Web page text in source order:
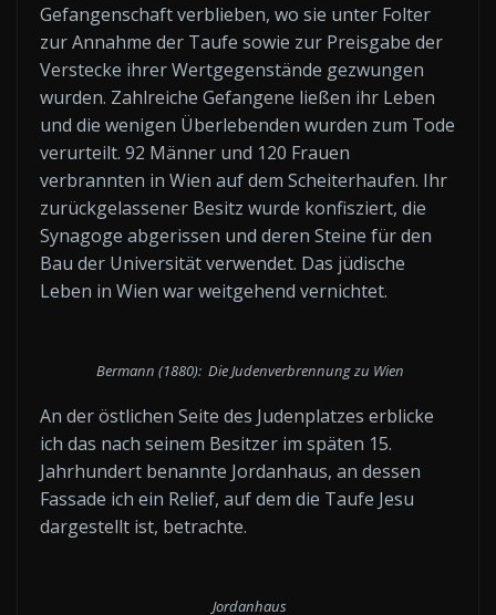
Gefangenschaft verblieben, wo sie unter Folter
zur Annahme der Taufe sowie zur Preisgabe der
Verstecke ihrer Wertgegenstände gezwungen
wurden. Zahlreiche Gefangene ließen ihr Leben
und die wenigen Überlebenden wurden zum Tode
verurteilt. 92 Männer und 120 Frauen
verbrannten in Wien auf dem Scheiterhaufen. Ihr
zurückgelassener Besitz wurde konfisziert, die
Synagoge abgerissen und deren Steine für den
Bau der Universität verwendet. Das jüdische
Leben in Wien war weitgehend vernichtet.
Bermann (1880): Die Judenverbrennung zu Wien
An der östlichen Seite des Judenplatzes erblicke
ich das nach seinem Besitzer im späten 15.
Jahrhundert benannte Jordanhaus, an dessen
Fassade ich ein Relief, auf dem die Taufe Jesu
dargestellt ist, betrachte.
Jordanhaus